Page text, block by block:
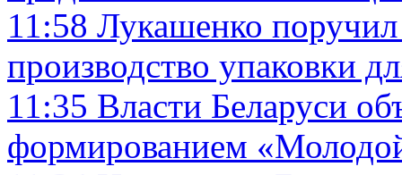
11:58 Лукашенко поручил
производство упаковки
11:35 Власти Беларуси
формированием